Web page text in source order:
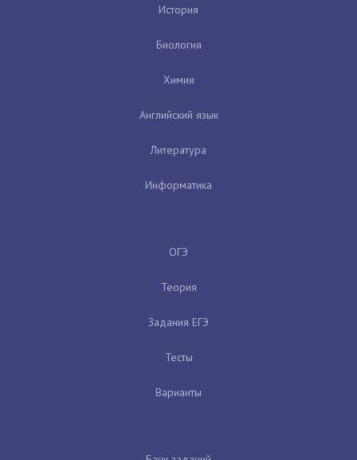
История
Биология
Химия
Английский язык
Литература
Информатика
ОГЭ
Теория
Задания ЕГЭ
Тесты
Варианты